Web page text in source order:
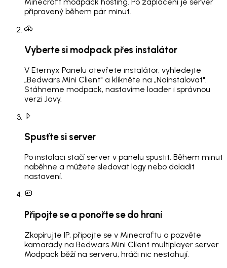
připravený během pár minut.
Vyberte si modpack přes instalátor
V Eternyx Panelu otevřete instalátor, vyhledejte
„Bedwars Mini Client" a klikněte na „Nainstalovat".
Stáhneme modpack, nastavíme loader i správnou
verzi Javy.
Spusťte si server
Po instalaci stačí server v panelu spustit. Během minut
naběhne a můžete sledovat logy nebo doladit
nastavení.
Připojte se a ponořte se do hraní
Zkopírujte IP, připojte se v Minecraftu a pozvěte
kamarády na Bedwars Mini Client multiplayer server.
Modpack běží na serveru, hráči nic nestahují.